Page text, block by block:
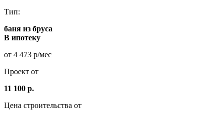
Тип:
баня из бруса
В ипотеку
от 4 473 р/мес
Проект от
11 100 р.
Цена строительства от